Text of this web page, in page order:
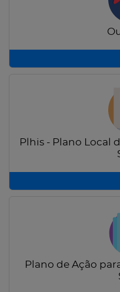
Plhis - Plano Local
Plano de Ação